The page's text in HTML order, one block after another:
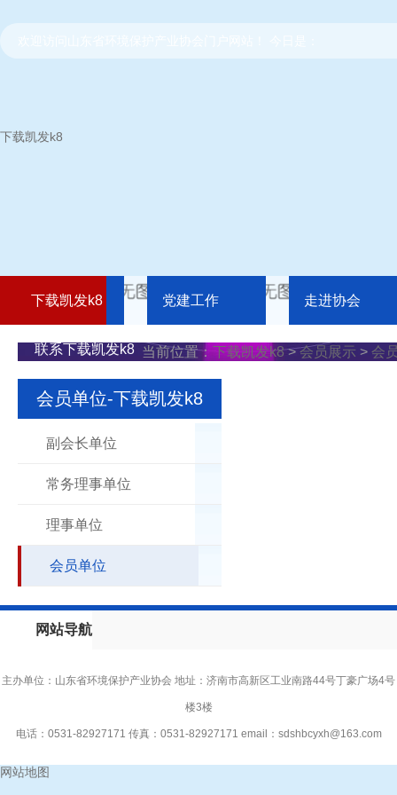
下载凯发k8
下载凯发k8 党建工作 走进协会
联系下载凯发k8 当前位置： 下载凯发k8>会员展示 > 会
会员单位-下载凯发k8
副会长单位
常务理事单位
理事单位
会员单位
网站导航
主办单位：山东省环境保护产业协会 地址：济南市高新区工业南路44号丁豪广场4号
楼3楼
电话：0531-82927171 传真：0531-82927171 email： sdshbcyxh@163.com
网站地图